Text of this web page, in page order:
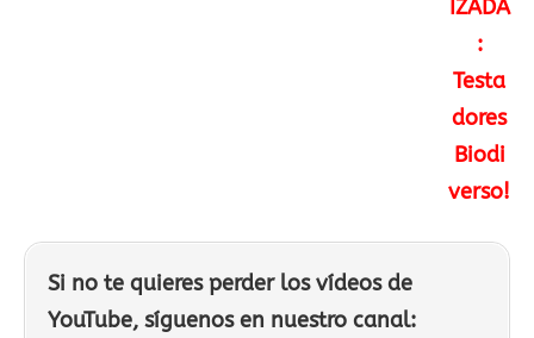
IZADA
:
Testa
dores
Biodi
verso!
Si no te quieres perder los vídeos de
YouTube, síguenos en nuestro canal: